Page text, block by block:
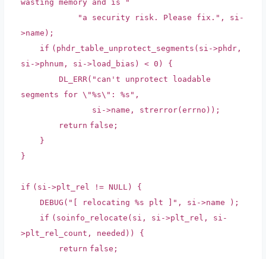
"a security risk. Please fix." , si-
>name);
if (phdr_table_unprotect_segments(si->phdr,
si->phnum, si->load_bias) < 0) {
DL_ERR( "can't unprotect loadable
segments for \"%s\": %s" ,
si->name, strerror(errno));
return false ;
}
}
if (si->plt_rel != NULL) {
DEBUG( "[ relocating %s plt ]" , si->name );
if (soinfo_relocate(si, si->plt_rel, si-
>plt_rel_count, needed)) {
return false ;